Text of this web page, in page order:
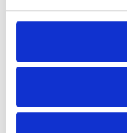
S-CSA P ML